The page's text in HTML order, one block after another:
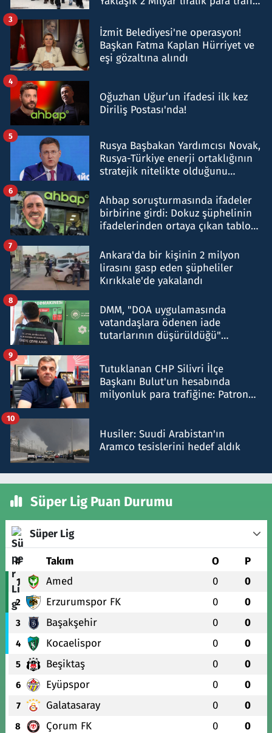
İzmit Belediyesi'ne operasyon!
Başkan Fatma Kaplan Hürriyet ve
eşi gözaltına alındı
3
Oğuzhan Uğur’un ifadesi ilk kez
Diriliş Postası'nda!
4
Rusya Başbakan Yardımcısı Novak,
Rusya-Türkiye enerji ortaklığının
stratejik nitelikte olduğunu
5
Ahbap soruşturmasında ifadeler
birbirine girdi: Dokuz şüphelinin
ifadelerinden ortaya çıkan tablo
6
Ankara'da bir kişinin 2 milyon
lirasını gasp eden şüpheliler
Kırıkkale'de yakalandı
7
DMM, "DOA uygulamasında
vatandaşlara ödenen iade
tutarlarının düşürüldüğü"
8
Tutuklanan CHP Silivri İlçe
Başkanı Bulut'un hesabında
milyonluk para trafiğine: Patron
9
Husiler: Suudi Arabistan'ın
Aramco tesislerini hedef aldık
10
Süper Lig Puan Durumu
Süper Lig
# Takım O P
1 Amed 0 0
2 Erzurumspor FK 0 0
3 Başakşehir 0 0
4 Kocaelispor 0 0
5 Beşiktaş 0 0
6 Eyüpspor 0 0
7 Galatasaray 0 0
8 Çorum FK 0 0